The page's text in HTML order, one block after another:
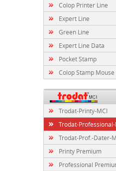
Colop Printer Line
Expert Line
Green Line
Expert Line Data
Pocket Stamp
Colop Stamp Mouse
Trodat-Printy-MCI
Trodat-
Trodat-Prof.-Dater-
Printy Premium
Professional